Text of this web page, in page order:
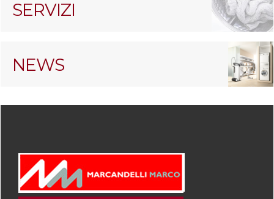
SERVIZI
NEWS